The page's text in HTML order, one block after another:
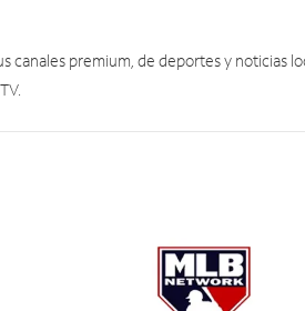
canales premium, de deportes y noticias